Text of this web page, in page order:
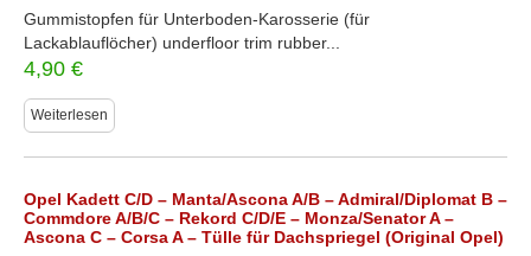
Gummistopfen für Unterboden-Karosserie (für
Lackablauflöcher) underfloor trim rubber...
4,90 €
Weiterlesen
Opel Kadett C/D – Manta/Ascona A/B – Admiral/Diplomat B –
Commdore A/B/C – Rekord C/D/E – Monza/Senator A –
Ascona C – Corsa A – Tülle für Dachspriegel (Original Opel)